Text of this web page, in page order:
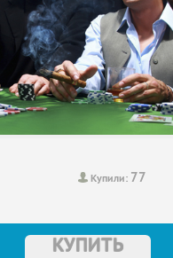
Купили: 77
КУПИТЬ